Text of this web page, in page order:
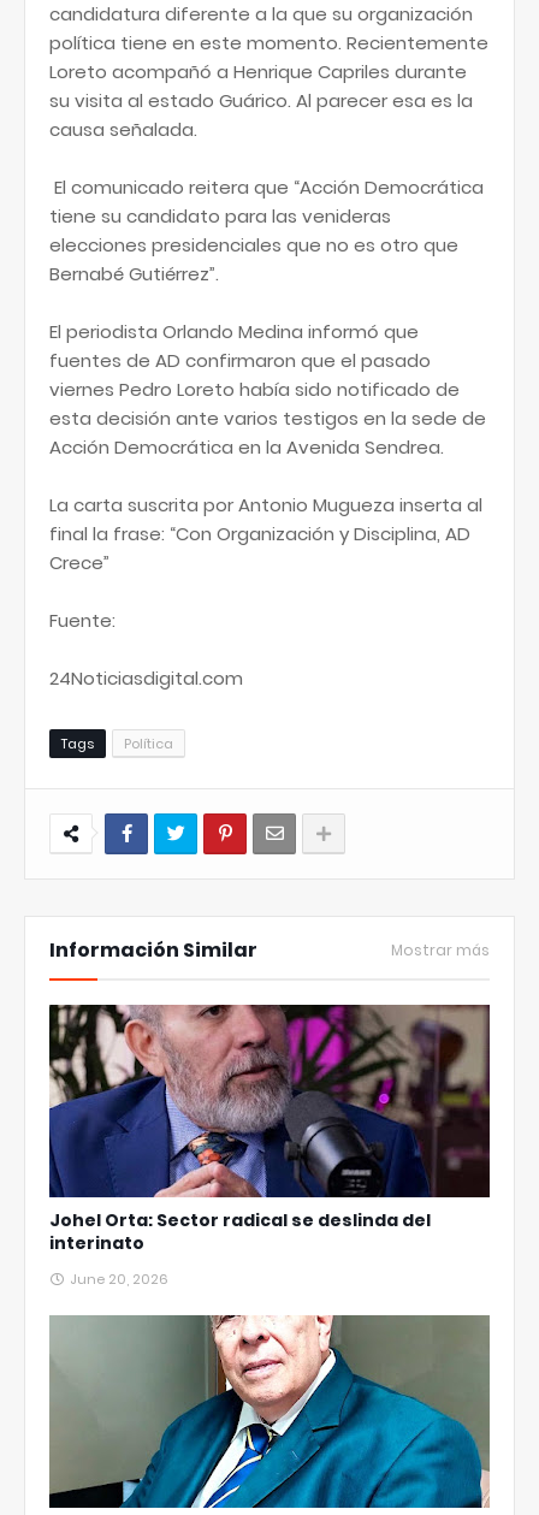
candidatura diferente a la que su organización
política tiene en este momento. Recientemente
Loreto acompañó a Henrique Capriles durante
su visita al estado Guárico. Al parecer esa es la
causa señalada.
El comunicado reitera que “Acción Democrática
tiene su candidato para las venideras
elecciones presidenciales que no es otro que
Bernabé Gutiérrez”.
El periodista Orlando Medina informó que
fuentes de AD confirmaron que el pasado
viernes Pedro Loreto había sido notificado de
esta decisión ante varios testigos en la sede de
Acción Democrática en la Avenida Sendrea.
La carta suscrita por Antonio Mugueza inserta al
final la frase: “Con Organización y Disciplina, AD
Crece”
Fuente:
24Noticiasdigital.com
Tags Política
Información Similar Mostrar más
Johel Orta: Sector radical se deslinda del
interinato
June 20, 2026